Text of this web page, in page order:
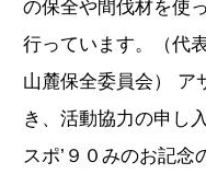
の保全や間伐材を使
行っています。（代
山麓保全委員会） ア
き、活動協力の申し
スポ’９０みのお記念